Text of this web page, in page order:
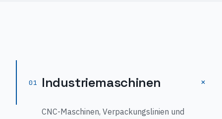
01 Industriemaschinen +
CNC-Maschinen, Verpackungslinien und